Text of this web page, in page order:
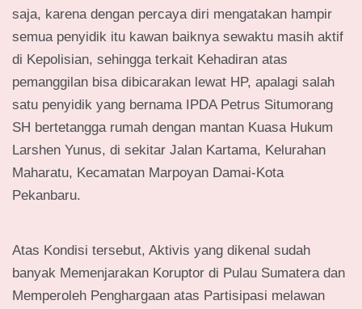
saja, karena dengan percaya diri mengatakan hampir
semua penyidik itu kawan baiknya sewaktu masih aktif
di Kepolisian, sehingga terkait Kehadiran atas
pemanggilan bisa dibicarakan lewat HP, apalagi salah
satu penyidik yang bernama IPDA Petrus Situmorang
SH bertetangga rumah dengan mantan Kuasa Hukum
Larshen Yunus, di sekitar Jalan Kartama, Kelurahan
Maharatu, Kecamatan Marpoyan Damai-Kota
Pekanbaru.
Atas Kondisi tersebut, Aktivis yang dikenal sudah
banyak Memenjarakan Koruptor di Pulau Sumatera dan
Memperoleh Penghargaan atas Partisipasi melawan